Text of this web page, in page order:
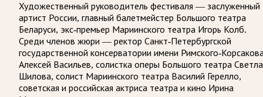
Художественный руководитель фестиваля — заслуженный
артист России, главный балетмейстер Большого театра
Беларуси, экс-премьер Мариинского театра Игорь Колб.
Среди членов жюри — ректор Санкт-Петербургской
государственной консерватории имени Римского-
Алексей Васильев, солистка оперы Большого театра
Шилова, солист Мариинского театра Василий Герелло,
советская и российская актриса театра и кино Ирина